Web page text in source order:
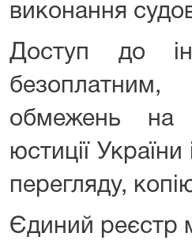
виконання
Доступ до
обмежень на
юстиції
перегляду,
Єдиний реєстр